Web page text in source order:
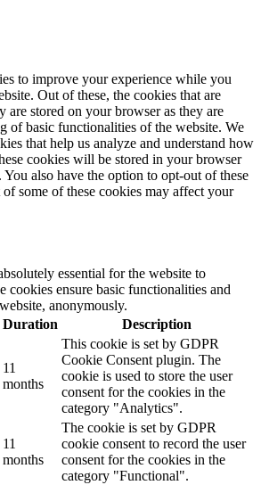
to improve your experience while you
Out of these, the cookies that are
are stored on your browser as they are
of basic functionalities of the website. We
that help us analyze and understand how
cookies will be stored in your browser
also have the option to opt-out of these
some of these cookies may affect your
essential for the website to
cookies ensure basic functionalities and
anonymously.
Duration Description
11
months
This cookie is set by GDPR
Cookie Consent plugin. The
cookie is used to store the user
consent for the cookies in the
category "Analytics".
11
months
The cookie is set by GDPR
cookie consent to record the user
consent for the cookies in the
category "Functional".